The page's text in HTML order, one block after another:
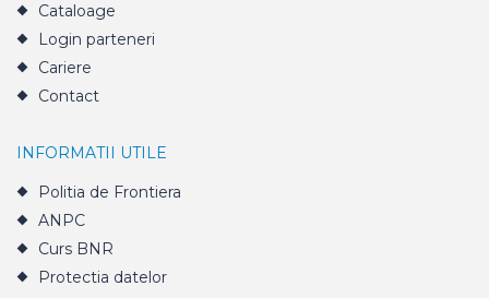
Cataloage
Login parteneri
Cariere
Contact
INFORMATII UTILE
Politia de Frontiera
ANPC
Curs BNR
Protectia datelor